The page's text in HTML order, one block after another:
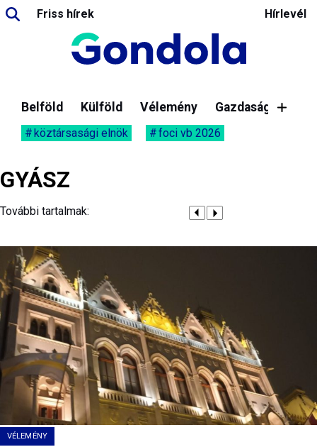
Friss hírek Hírlevél
Belföld Külföld Vélemény Gazdaság
köztársasági elnök foci vb 2026
GYÁSZ
További tartalmak:
VÉLEMÉNY